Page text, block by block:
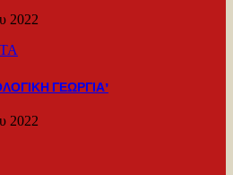
2022
ΓΕΩΡΓΙΑ’
2022